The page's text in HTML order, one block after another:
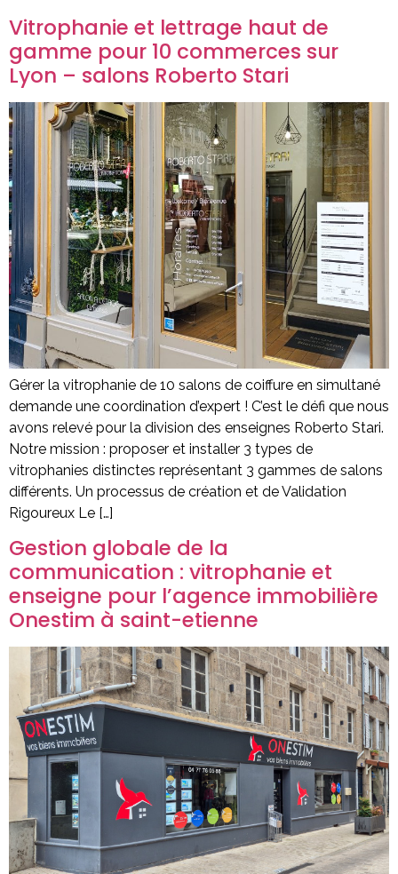
Vitrophanie et lettrage haut de
gamme pour 10 commerces sur
Lyon – salons Roberto Stari
Gérer la vitrophanie de 10 salons de coiffure en simultané
demande une coordination d’expert ! C’est le défi que nous
avons relevé pour la division des enseignes Roberto Stari.
Notre mission : proposer et installer 3 types de
vitrophanies distinctes représentant 3 gammes de salons
différents. Un processus de création et de Validation
Rigoureux Le […]
Gestion globale de la
communication : vitrophanie et
enseigne pour l’agence immobilière
Onestim à saint-etienne